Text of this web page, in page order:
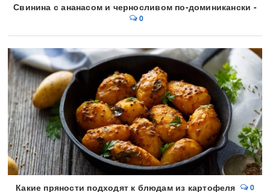
Свинина с ананасом и черносливом по-доминикански -
0
Какие пряности подходят к блюдам из картофеля 0